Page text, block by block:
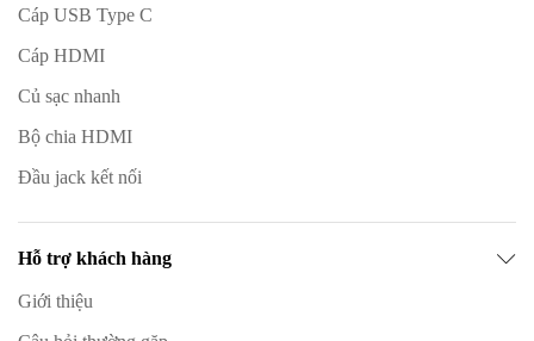
Cáp USB Type C
Cáp HDMI
Củ sạc nhanh
Bộ chia HDMI
Đầu jack kết nối
Hỗ trợ khách hàng
Giới thiệu